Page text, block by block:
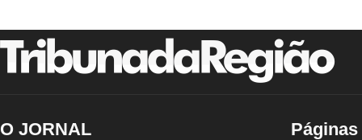
O JORNAL Páginas